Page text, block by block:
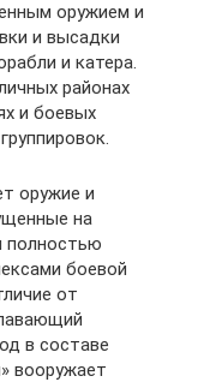
оружием и
и высадки
и катера.
районах
и боевых
оружие и
на
полностью
боевой
от
в составе
вооружает